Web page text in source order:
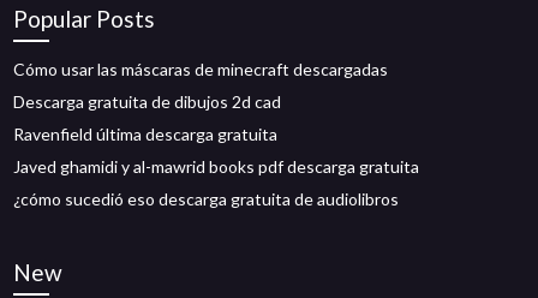
Popular Posts
Cómo usar las máscaras de minecraft descargadas
Descarga gratuita de dibujos 2d cad
Ravenfield última descarga gratuita
Javed ghamidi y al-mawrid books pdf descarga gratuita
¿cómo sucedió eso descarga gratuita de audiolibros
New